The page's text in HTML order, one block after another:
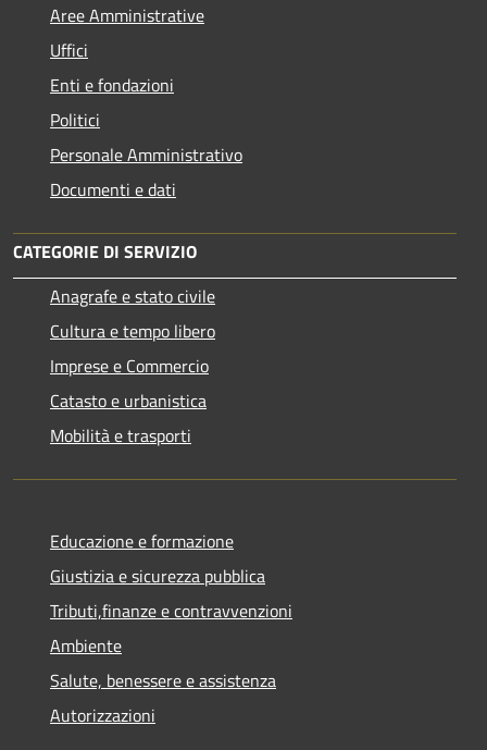
Aree Amministrative
Uffici
Enti e fondazioni
Politici
Personale Amministrativo
Documenti e dati
CATEGORIE DI SERVIZIO
Anagrafe e stato civile
Cultura e tempo libero
Imprese e Commercio
Catasto e urbanistica
Mobilità e trasporti
Educazione e formazione
Giustizia e sicurezza pubblica
Tributi,finanze e contravvenzioni
Ambiente
Salute, benessere e assistenza
Autorizzazioni